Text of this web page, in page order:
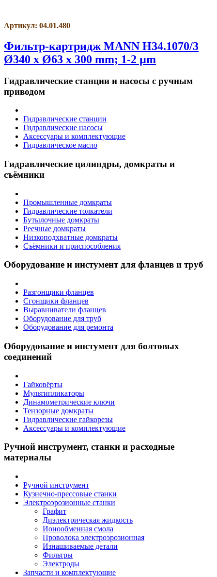
Артикул: 04.01.480
Фильтр-картридж MANN H34.1070/3
Ø340 x Ø63 x 300 mm; 1-2 µm
Гидравлические станции и насосы с ручным
приводом
Гидравлические станции
Гидравлические насосы
Аксессуары и комплектующие
Гидравлическое масло
Гидравлические цилиндры, домкраты и
съёмники
Промышленные домкраты
Гидравлические толкатели
Бутылочные домкраты
Реечные домкраты
Низкоподхватные домкраты
Съёмники и приспособления
Оборудование и инстумент для фланцев и труб
Разгонщики фланцев
Сгонщики фланцев
Выравниватели фланцев
Оборудование для труб
Оборудование для ремонта
Оборудование и инстумент для болтовых
соединений
Гайковёрты
Мультипликаторы
Динамометрические ключи
Тензорные домкраты
Гидравлические гайкорезы
Аксессуары и комплектующие
Ручной инструмент, станки и расходные
материалы
Ручной инструмент
Кузнечно-прессовые станки
Электроэрозионные станки
Графит
Диэлектрическая жидкость
Ионообменная смола
Проволока электроэрозионная
Изнашиваемые детали
Фильтры
Электроды
Запчасти и комплектующие